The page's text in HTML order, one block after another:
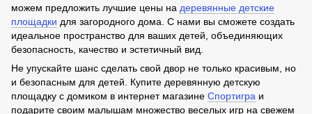
можем предложить лучшие цены на деревянные детские
площадки для загородного дома. С нами вы сможете создать
идеальное пространство для ваших детей, объединяющих
безопасность, качество и эстетичный вид.
Не упускайте шанс сделать свой двор не только красивым, но
и безопасным для детей. Купите деревянную детскую
площадку с домиком в интернет магазине Спортигра и
подарите своим малышам множество веселых игр на свежем